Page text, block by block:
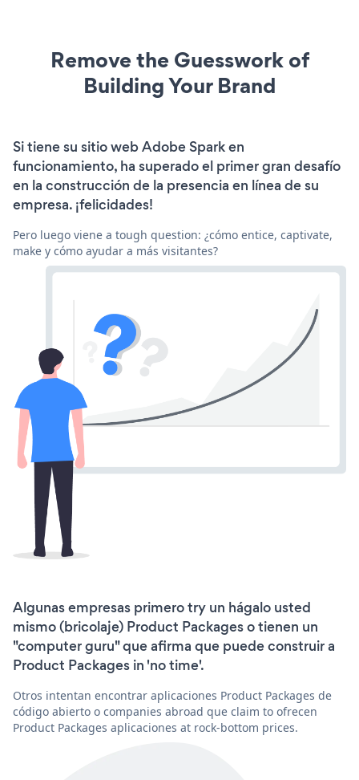
Remove the Guesswork of
Building Your Brand
Si tiene su sitio web Adobe Spark en
funcionamiento, ha superado el primer gran desafío
en la construcción de la presencia en línea de su
empresa. ¡felicidades!
Pero luego viene a tough question: ¿cómo entice, captivate,
make y cómo ayudar a más visitantes?
Algunas empresas primero try un hágalo usted
mismo (bricolaje) Product Packages o tienen un
"computer guru" que afirma que puede construir a
Product Packages in 'no time'.
Otros intentan encontrar aplicaciones Product Packages de
código abierto o companies abroad que claim to ofrecen
Product Packages aplicaciones at rock-bottom prices.